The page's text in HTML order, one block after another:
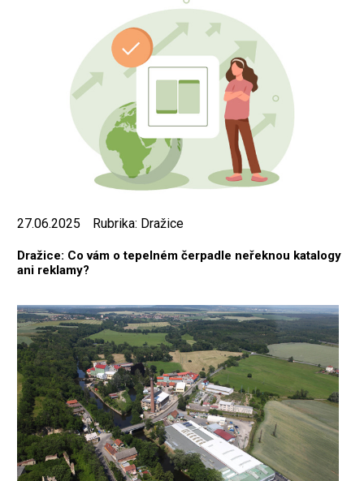
27.06.2025 Rubrika: Dražice
Dražice: Co vám o tepelném čerpadle neřeknou katalogy
ani reklamy?